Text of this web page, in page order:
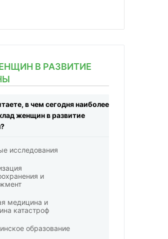
В РАЗВИТИЕ
в чем сегодня наиболее
женщин в развитие
исследования
и
медицина и
катастроф
образование